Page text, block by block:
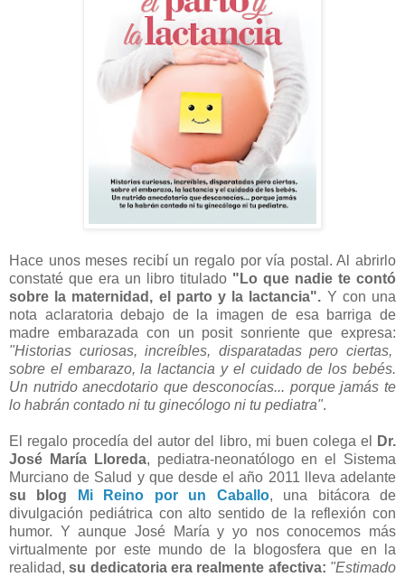
Hace unos meses recibí un regalo por vía postal. Al abrirlo
constaté que era un libro titulado "Lo que nadie te contó
sobre la maternidad, el parto y la lactancia". Y con una
nota aclaratoria debajo de la imagen de esa barriga de
madre embarazada con un posit sonriente que expresa:
"Historias curiosas, increíbles, disparatadas pero ciertas,
sobre el embarazo, la lactancia y el cuidado de los bebés.
Un nutrido anecdotario que desconocías... porque jamás te
lo habrán contado ni tu ginecólogo ni tu pediatra".
El regalo procedía del autor del libro, mi buen colega el
Dr.
José María Lloreda, pediatra-neonatólogo en el Sistema
Murciano de Salud y que desde el año 2011 lleva adelante
su blog
Mi Reino por un Caballo, una bitácora de
divulgación pediátrica con alto sentido de la reflexión con
humor. Y aunque José María y yo nos conocemos más
virtualmente por este mundo de la blogosfera que en la
realidad,su dedicatoria era realmente afectiva: "Estimado